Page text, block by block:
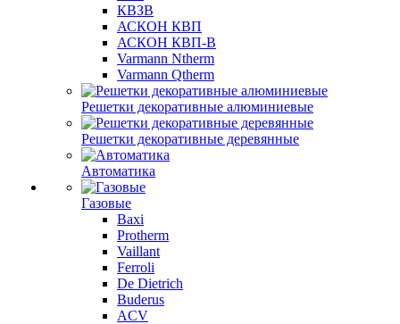
КВЗВ
АСКОН КВП
АСКОН КВП-В
Varmann Ntherm
Varmann Qtherm
Решетки декоративные алюминиевые
Решетки декоративные деревянные
Автоматика
Газовые
Baxi
Protherm
Vaillant
Ferroli
De Dietrich
Buderus
ACV